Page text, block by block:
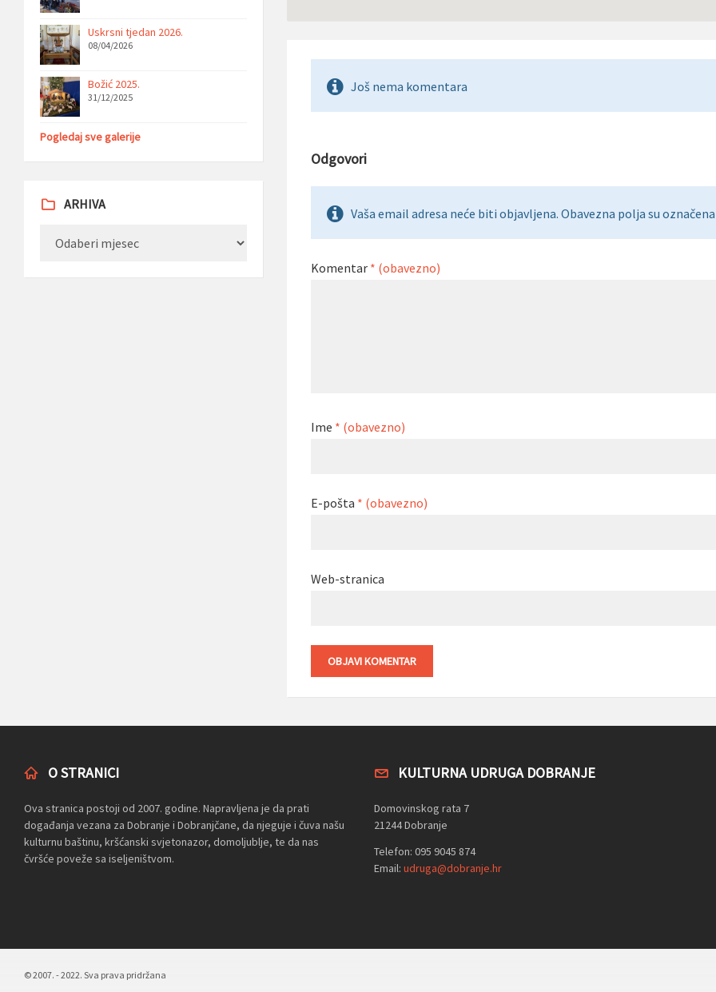
Još nema komentara
Odgovori
Vaša email adresa neće biti objavljena. Obavezna polja su
Komentar * (obavezno)
Ime * (obavezno)
E-pošta * (obavezno)
Web-stranica
Uskrsni tjedan 2026.
08/04/2026
Božić 2025.
31/12/2025
Pogledaj sve galerije
ARHIVA
O STRANICI
Ova stranica postoji od 2007. godine. Napravljena je da prati
događanja vezana za Dobranje i Dobranjčane, da njeguje i čuva našu
kulturnu baštinu, kršćanski svjetonazor, domoljublje, te da nas
čvršće poveže sa iseljeništvom.
KULTURNA UDRUGA DOBRANJE
Domovinskog rata 7
21244 Dobranje
Telefon: 095 9045 874
Email: udruga@dobranje.hr
© 2007. - 2022. Sva prava pridržana